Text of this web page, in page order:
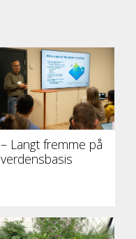
– Langt fremme på
verdensbasis